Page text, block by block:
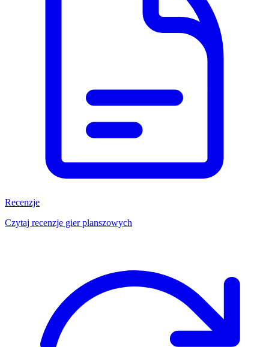
Recenzje
Czytaj recenzje gier planszowych